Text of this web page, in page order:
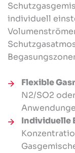
individuell
Flexible
N2/SO2
Individuelle